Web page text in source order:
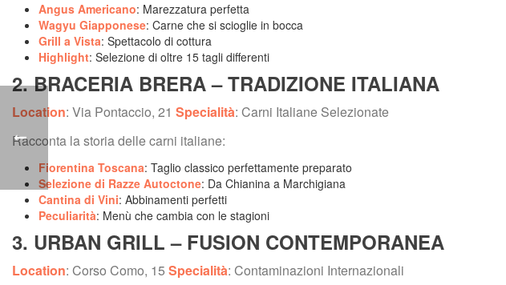
Angus Americano: Marezzatura perfetta
Wagyu Giapponese: Carne che si scioglie in bocca
Grill a Vista: Spettacolo di cottura
Highlight: Selezione di oltre 15 tagli differenti
2. BRACERIA BRERA – TRADIZIONE ITALIANA
Location: Via Pontaccio, 21 Specialità: Carni Italiane Selezionate
Racconta la storia delle carni italiane:
Fiorentina Toscana: Taglio classico perfettamente preparato
Selezione di Razze Autoctone: Da Chianina a Marchigiana
Cantina di Vini: Abbinamenti perfetti
Peculiarità: Menù che cambia con le stagioni
3. URBAN GRILL – FUSION CONTEMPORANEA
Location: Corso Como, 15 Specialità: Contaminazioni Internazionali